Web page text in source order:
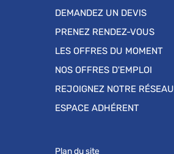
DEMANDEZ UN DEVIS
PRENEZ RENDEZ-VOUS
LES OFFRES DU MOMENT
NOS OFFRES D'EMPLOI
REJOIGNEZ NOTRE RÉSEAU
ESPACE ADHÉRENT
Plan du site